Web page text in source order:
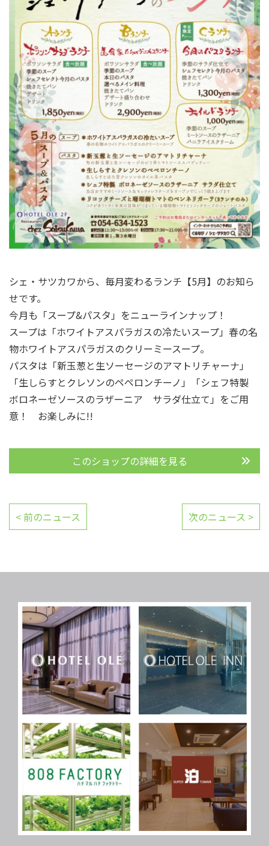
シェ・サツカワから、毎月変わるランチ【5月】のお知ら
せです。
今月も「スープ&パスタ」をニューラインナップ！
スープは「ホワイトアスパラガスの冷たいスープ」春の名
物ホワイトアスパラガスのクリーミースープ。
パスタは「新玉葱と生ソーセージのアマトリチャーナ」
「生しらすとクレソンのペペロンチーノ」「シェフ特製
ボロネーゼソースのラザーニア サラダ仕立て」をご用
意！ お楽しみに!!
このショップの詳細を見る
< 前のニュース 次のニュース >